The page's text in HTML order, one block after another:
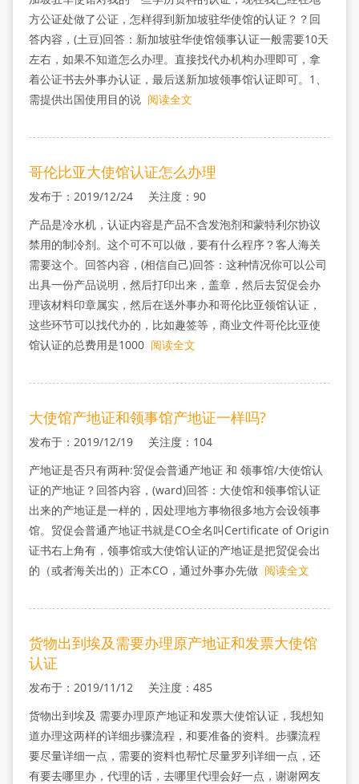
方公证处做了公证，怎样得到新加坡驻华使馆的认证？？回
答内容，(土豆)回答：新加坡驻华使馆领事认证一般需要10天
左右，如果不知道怎么办理。直接找代办机构办理即可，拿
着公证书去外事办认证，最后送新加坡领事馆认证即可。1、
需提供出国使用目的说 阅读全文
哥伦比亚大使馆认证怎么办理
发布于：2019/12/24 关注度：90
产品是冷水机，认证内容是产品不含发泡剂和蒙特利尔协议
禁用的制冷剂。这个可不可以做，要有什么程序？客人海关
需要这个。回答内容，(相信自己)回答：这种情况你可以公司
出具一份产品说明，然后打印出来，盖章，然后去贸促会办
理该材料印章属实，然后在送外事办和哥伦比亚领馆认证，
这些环节可以找代办的，比如趣签等，商业文件哥伦比亚使
馆认证的总费用是1000 阅读全文
大使馆产地证和领事馆产地证一样吗?
发布于：2019/12/19 关注度：104
产地证是否只有两种:贸促会普通产地证 和 领事馆/大使馆认
证的产地证？回答内容，(ward)回答：大使馆和领事馆认证
出来的产地证是一样的，因处理地方事物很多地方会设领事
馆。贸促会普通产地证书就是CO全名叫Certificate of Origin
证书右上角有，领事馆或大使馆认证的产地证是把贸促会出
的（或者海关出的）正本CO，通过外事办先做 阅读全文
货物出到埃及需要办理原产地证和发票大使馆
认证
发布于：2019/11/12 关注度：485
货物出到埃及 需要办理原产地证和发票大使馆认证，我想知
道办理这两样的详细步骤流程，和要准备的资料。步骤流程
要尽量详细一点，需要的资料也帮忙尽量罗列详细一点，还
有要去哪里办，代理的话，去哪里代理会好一点，谢谢网友